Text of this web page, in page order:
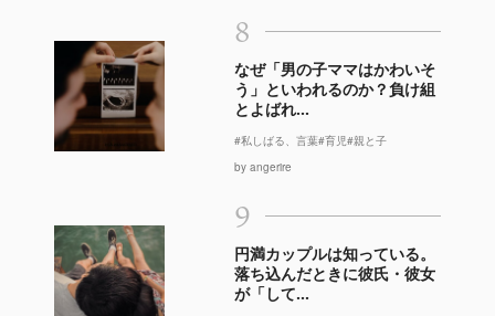
8
なぜ「男の子ママはかわいそ
う」といわれるのか？負け組
とよばれ...
#私しばる、言葉#育児#親と子
by angerire
9
円満カップルは知っている。
落ち込んだときに彼氏・彼女
が「して...